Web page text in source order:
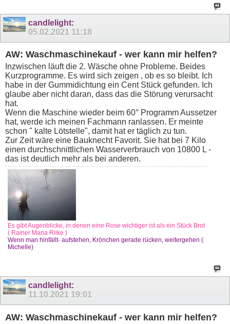
candlelight:
05.02.2021 11:18
AW: Waschmaschinekauf - wer kann mir helfen?
Inzwischen läuft die 2. Wäsche ohne Probleme. Beides
Kurzprogramme. Es wird sich zeigen , ob es so bleibt. Ich
habe in der Gummidichtung ein Cent Stück gefunden. Ich
glaube aber nicht daran, dass das die Störung verursacht
hat.
Wenn die Maschine wieder beim 60° Programm Aussetzer
hat, werde ich meinen Fachmann ranlassen. Er meinte
schon " kalte Lötstelle", damit hat er täglich zu tun.
Zur Zeit wäre eine Bauknecht Favorit. Sie hat bei 7 Kilo
einen durchschnittlichen Wasserverbrauch von 10800 L -
das ist deutlich mehr als bei anderen.
Es gibt Augenblicke, in denen eine Rose wichtiger ist als ein Stück Brot
( Rainer Maria Rilke )
Wenn man hinfällt- aufstehen, Krönchen gerade rücken, weitergehen (
Michelle)
candlelight:
11.10.2021 19:01
AW: Waschmaschinekauf - wer kann mir helfen?